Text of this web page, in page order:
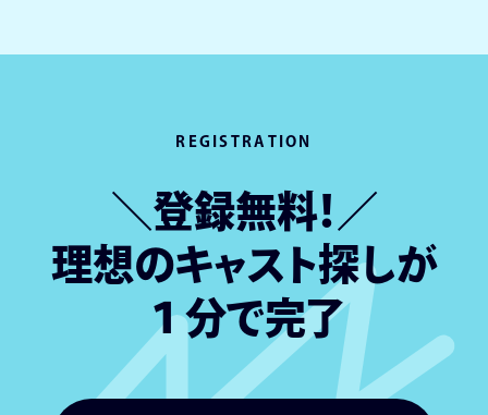
REGISTRATION
＼登録無料！／
理想のキャスト探しが
１分で完了